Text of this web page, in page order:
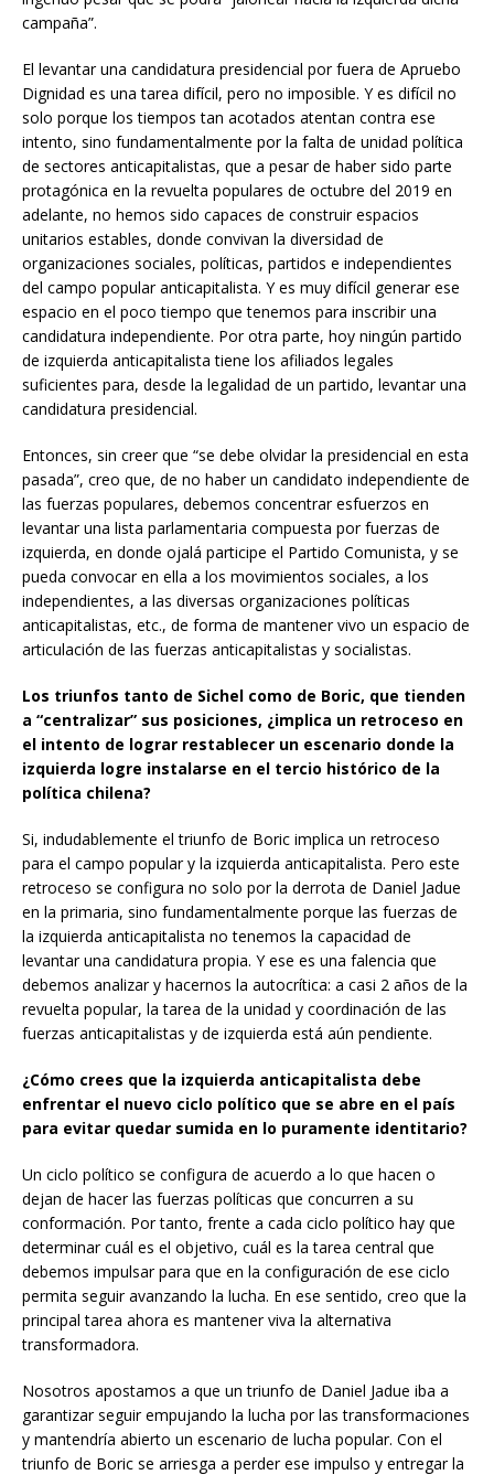
campaña”.
El levantar una candidatura presidencial por fuera de Apruebo
Dignidad es una tarea difícil, pero no imposible. Y es difícil no
solo porque los tiempos tan acotados atentan contra ese
intento, sino fundamentalmente por la falta de unidad política
de sectores anticapitalistas, que a pesar de haber sido parte
protagónica en la revuelta populares de octubre del 2019 en
adelante, no hemos sido capaces de construir espacios
unitarios estables, donde convivan la diversidad de
organizaciones sociales, políticas, partidos e independientes
del campo popular anticapitalista. Y es muy difícil generar ese
espacio en el poco tiempo que tenemos para inscribir una
candidatura independiente. Por otra parte, hoy ningún partido
de izquierda anticapitalista tiene los afiliados legales
suficientes para, desde la legalidad de un partido, levantar una
candidatura presidencial.
Entonces, sin creer que “se debe olvidar la presidencial en esta
pasada”, creo que, de no haber un candidato independiente de
las fuerzas populares, debemos concentrar esfuerzos en
levantar una lista parlamentaria compuesta por fuerzas de
izquierda, en donde ojalá participe el Partido Comunista, y se
pueda convocar en ella a los movimientos sociales, a los
independientes, a las diversas organizaciones políticas
anticapitalistas, etc., de forma de mantener vivo un espacio de
articulación de las fuerzas anticapitalistas y socialistas.
Los triunfos tanto de Sichel como de Boric, que tienden
a “centralizar” sus posiciones, ¿implica un retroceso en
el intento de lograr restablecer un escenario donde la
izquierda logre instalarse en el tercio histórico de la
política chilena?
Si, indudablemente el triunfo de Boric implica un retroceso
para el campo popular y la izquierda anticapitalista. Pero este
retroceso se configura no solo por la derrota de Daniel Jadue
en la primaria, sino fundamentalmente porque las fuerzas de
la izquierda anticapitalista no tenemos la capacidad de
levantar una candidatura propia. Y ese es una falencia que
debemos analizar y hacernos la autocrítica: a casi 2 años de la
revuelta popular, la tarea de la unidad y coordinación de las
fuerzas anticapitalistas y de izquierda está aún pendiente.
¿Cómo crees que la izquierda anticapitalista debe
enfrentar el nuevo ciclo político que se abre en el país
para evitar quedar sumida en lo puramente identitario?
Un ciclo político se configura de acuerdo a lo que hacen o
dejan de hacer las fuerzas políticas que concurren a su
conformación. Por tanto, frente a cada ciclo político hay que
determinar cuál es el objetivo, cuál es la tarea central que
debemos impulsar para que en la configuración de ese ciclo
permita seguir avanzando la lucha. En ese sentido, creo que la
principal tarea ahora es mantener viva la alternativa
transformadora.
Nosotros apostamos a que un triunfo de Daniel Jadue iba a
garantizar seguir empujando la lucha por las transformaciones
y mantendría abierto un escenario de lucha popular. Con el
triunfo de Boric se arriesga a perder ese impulso y entregar la